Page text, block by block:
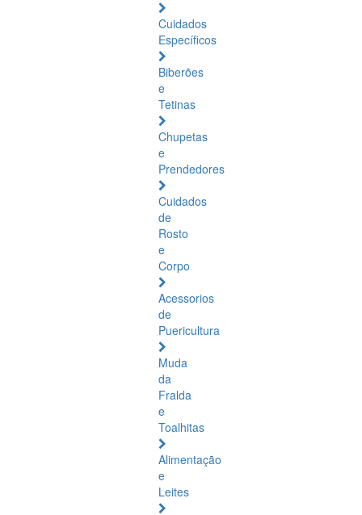
Cuidados
Específicos
Biberões
e
Tetinas
Chupetas
e
Prendedores
Cuidados
de
Rosto
e
Corpo
Acessorios
de
Puericultura
Muda
da
Fralda
e
Toalhitas
Alimentação
e
Leites